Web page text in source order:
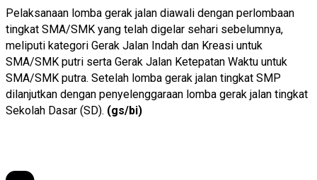
Pelaksanaan lomba gerak jalan diawali dengan perlombaan
tingkat SMA/SMK yang telah digelar sehari sebelumnya,
meliputi kategori Gerak Jalan Indah dan Kreasi untuk
SMA/SMK putri serta Gerak Jalan Ketepatan Waktu untuk
SMA/SMK putra. Setelah lomba gerak jalan tingkat SMP
dilanjutkan dengan penyelenggaraan lomba gerak jalan tingkat
Sekolah Dasar (SD). (gs/bi)